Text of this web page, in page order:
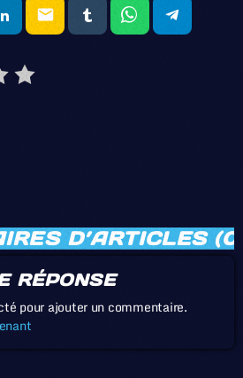
email
D’ARTICLES
RÉPONSE
pour ajouter un commentaire.